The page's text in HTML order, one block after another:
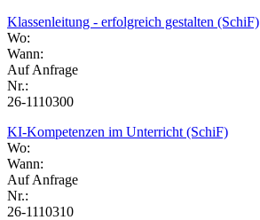
Klassenleitung - erfolgreich gestalten (SchiF)
Wo:
Wann:
Auf Anfrage
Nr.:
26-1110300
KI-Kompetenzen im Unterricht (SchiF)
Wo:
Wann:
Auf Anfrage
Nr.:
26-1110310